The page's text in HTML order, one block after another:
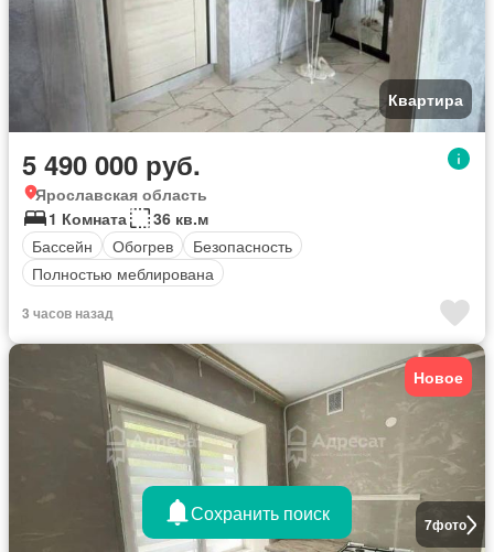
Квартира
5 490 000 руб.
Ярославская область
1 Комната
36 кв.м
Бассейн
Обогрев
Безопасность
Полностью меблирована
3 часов назад
7фото
Новое
Сохранить поиск